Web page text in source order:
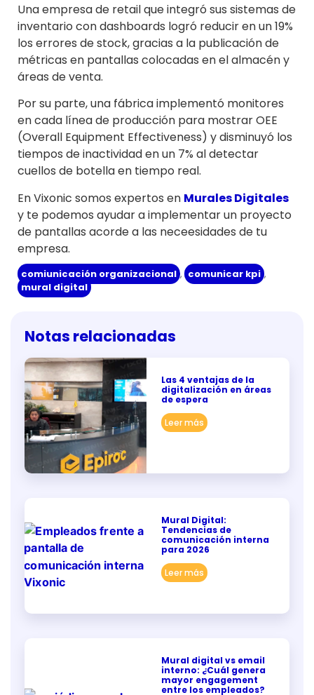
Una empresa de retail que integró sus sistemas de
inventario con dashboards logró reducir en un 19%
los errores de stock, gracias a la publicación de
métricas en pantallas colocadas en el almacén y
áreas de venta.
Por su parte, una fábrica implementó monitores
en cada línea de producción para mostrar OEE
(Overall Equipment Effectiveness) y disminuyó los
tiempos de inactividad en un 7% al detectar
cuellos de botella en tiempo real.
En Vixonic somos expertos en Murales Digitales
y te podemos ayudar a implementar un proyecto
de pantallas acorde a las neceesidades de tu
empresa.
comiunicación organizacional , comunicar kpi ,
mural digital
Notas relacionadas
Las 4 ventajas de la
digitalización en áreas
de espera
Leer más
Mural Digital:
Tendencias de
comunicación interna
para 2026
Leer más
Mural digital vs email
interno: ¿Cuál genera
mayor engagement
entre los empleados?